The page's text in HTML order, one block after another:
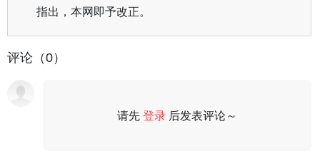
指出，本网即予改正。
评论（0）
请先登录 后发表评论～